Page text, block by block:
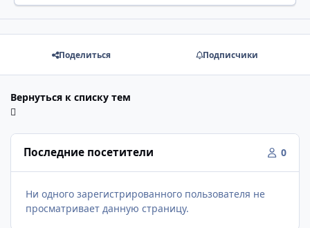
Поделиться Подписчики
Вернуться к списку тем
Последние посетители 0
Ни одного зарегистрированного пользователя не
просматривает данную страницу.